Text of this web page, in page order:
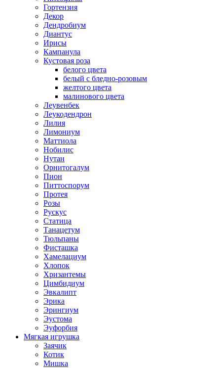
Гортензия
Декор
Дендробиум
Диантус
Ирисы
Кампанула
Кустовая роза
белого цвета
белый с бледно-розовым
желтого цвета
малинового цвета
Леувенбек
Леукодендрон
Лилия
Лимониум
Маттиола
Нобилис
Нутан
Орнитогалум
Пион
Питтоспорум
Протея
Розы
Рускус
Статица
Танацетум
Тюльпаны
Фисташка
Хамелациум
Хлопок
Хризантемы
Цимбидиум
Эвкалипт
Эрика
Эрингиум
Эустома
Эуфорбия
Мягкая игрушка
Заячик
Котик
Мишка